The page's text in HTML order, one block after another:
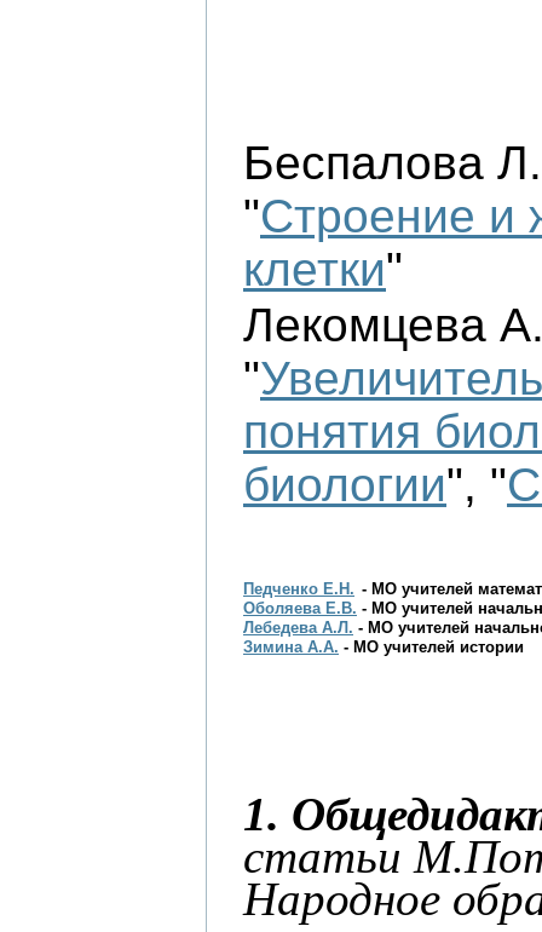
Беспалова
"Строение и
клетки"
Лекомцева
"
понятия
биологии", "
Педченко Е.Н. - МО учителей
Оболяева Е.В. - МО учителей
Лебедева А.Л. - МО учителей
Зимина А.А. - МО учителей истории
1.
статьи
Народное